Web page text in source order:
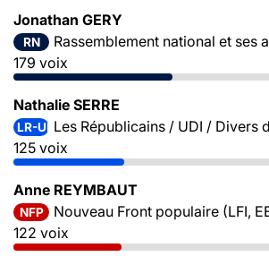
Jonathan GERY
RN
Rassemblement national et ses
179 voix
Nathalie SERRE
LR-UDI-DVDLes Républicains / UDI / Divers
125 voix
Anne REYMBAUT
NFP
Nouveau Front populaire (LFI, EELV,
122 voix